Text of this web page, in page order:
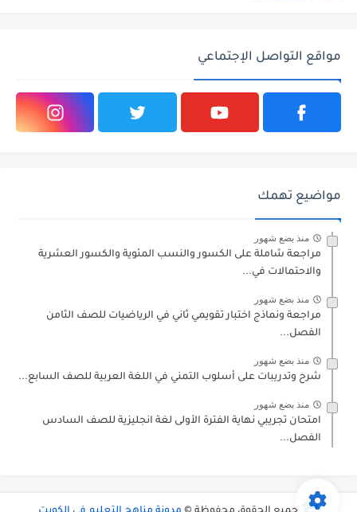
مواقع التواصل الإجتماعي
مواضيع تهمك
منذ بضع شهور
مراجعة شاملة على الكسور والنسب المئوية والكسور العشرية
والاحتمالات في...
منذ بضع شهور
مراجعة ونماذج اختبار تقويمي ثاني في الرياضيات للصف الثامن
الفصل...
منذ بضع شهور
شرح وتدريبات على أسلوب التمني في اللغة العربية للصف السابع...
منذ بضع شهور
امتحان تجريبي نهاية الفترة الأولى لغة انجليزية للصف السادس
الفصل...